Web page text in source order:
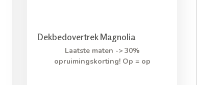
Dekbedovertrek Magnolia
Laatste maten -> 30%
opruimingskorting! Op = op